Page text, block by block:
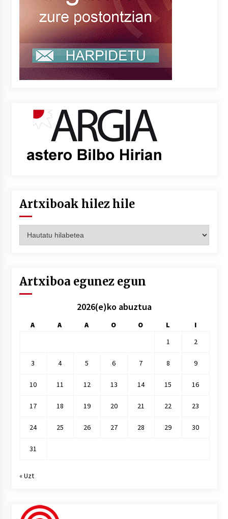
Artxiboak hilez hile
hilez
Artxiboa egunez egun
2026(e)ko abuztua
A A A O O L
I
1
2
3 4 5 6 7 8 9
10 11 12 13 14 15 16
17 18 19 20 21 22 23
24 25 26 27 28 29 30
31
« Uzt